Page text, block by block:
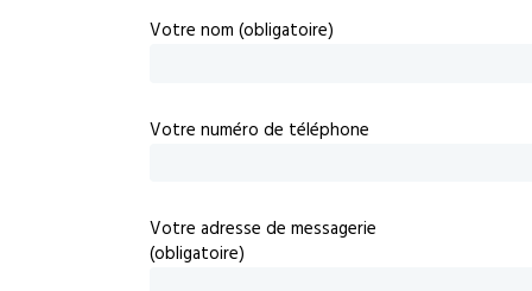
Votre nom (obligatoire)
Votre numéro de téléphone
Votre adresse de messagerie
(obligatoire)